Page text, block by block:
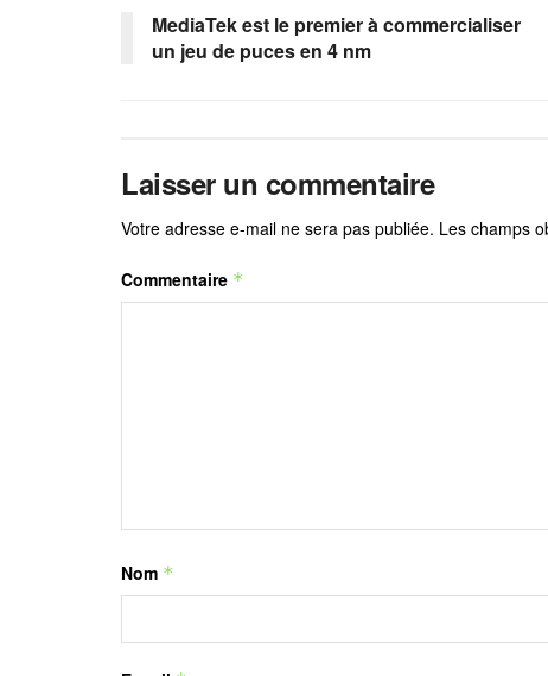
MediaTek est le premier à commercialiser
un jeu de puces en 4 nm
Laisser un commentaire
Votre adresse e-mail ne sera pas publiée. Les champs
Commentaire *
Nom *